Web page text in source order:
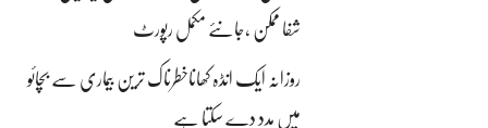
شفا ممکن ،جانئے مکمل رپورٹ
روزانہ ایک انڈہ کھاناخطرناک ترین بیماری سے بچائو
میں مدد دے سکتا ہے